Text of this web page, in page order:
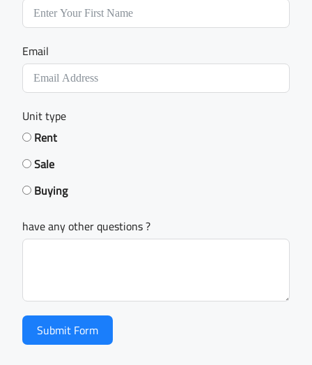
Email
Unit type
Rent
Sale
Buying
have any other questions ?
Submit Form